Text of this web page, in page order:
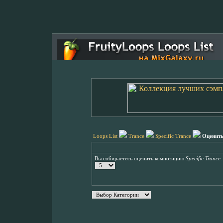
Loops List Trance Specific Trance Оценить
Вы собираетесь оценить композицию Specific Trance